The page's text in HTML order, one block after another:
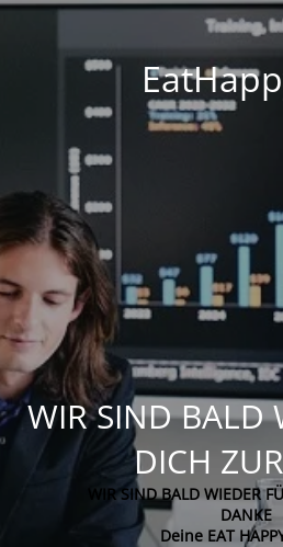
WIR SIND BALD
DICH
WIR SIND BALD WIEDER
DANKE
Deine EAT